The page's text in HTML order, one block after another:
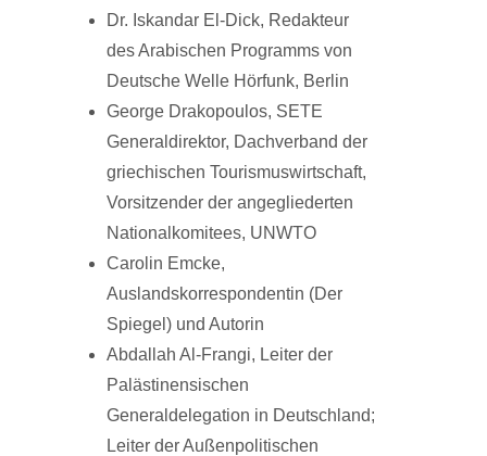
Dr. Iskandar El-Dick, Redakteur
des Arabischen Programms von
Deutsche Welle Hörfunk, Berlin
George Drakopoulos, SETE
Generaldirektor, Dachverband der
griechischen Tourismuswirtschaft,
Vorsitzender der angegliederten
Nationalkomitees, UNWTO
Carolin Emcke,
Auslandskorrespondentin (Der
Spiegel) und Autorin
Abdallah Al-Frangi, Leiter der
Palästinensischen
Generaldelegation in Deutschland;
Leiter der Außenpolitischen